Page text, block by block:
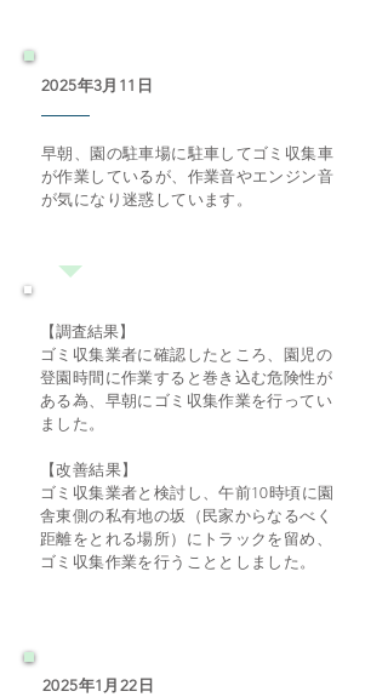
2025年3月11日
早朝、園の駐車場に駐車してゴミ収集車
が作業しているが、作業音やエンジン音
が気になり迷惑しています。
【調査結果】
​ゴミ収集業者に確認したところ、園児の
登園時間に作業すると巻き込む危険性が
ある為、早朝にゴミ収集作業を行ってい
ました。
【改善結果】
​ゴミ収集業者と検討し、午前10時頃に園
舎東側の私有地の坂（民家からなるべく
距離をとれる場所）にトラックを留め、
ゴミ収集作業を行うこととしました。
2025年1月22日